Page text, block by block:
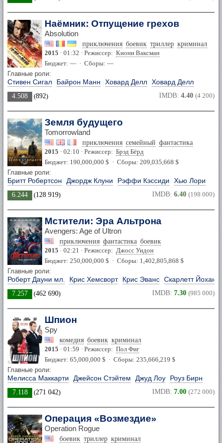
Наёмник: Отпущение грехов
Absolution
приключения боевик триллер криминал
2015 · 01:32 · Режиссер: Киони Ваксман
Бюджет: — · Сборы: —
Главные роли:
Стивен Сигал Байрон Манн Ховард Делл Ховард Делл
4.508 (892) IMDB: 4.40 (4 200)
Земля будущего
Tomorrowland
приключения семейный фантастика
2015 · 02:10 · Режиссер: Брэд Бёрд
Бюджет: 190,000,000 $ · Сборы: 209,035,668 $
Главные роли:
Бритт Робертсон Джордж Клуни Рэффи Кэссиди Хью Лори
6.244 (128 919) IMDB: 6.40 (198 000)
Мстители: Эра Альтрона
Avengers: Age of Ultron
приключения фантастика боевик
2015 · 02:21 · Режиссер: Джосс Уидон
Бюджет: 250,000,000 $ · Сборы: 1,402,805,868 $
Главные роли:
Роберт Дауни мл. Крис Хемсворт Крис Эванс Скарлетт
7.257 (462 690) IMDB: 7.30 (985 000)
Шпион
Spy
комедия боевик криминал
2015 · 01:59 · Режиссер: Пол Фиг
Бюджет: 65,000,000 $ · Сборы: 235,666,219 $
Главные роли:
Мелисса Маккарти Джейсон Стэйтем Джуд Лоу Роуз Бирн
7.118 (271 042) IMDB: 7.00 (272 000)
Операция «Возмездие»
Operation Rogue
боевик триллер криминал